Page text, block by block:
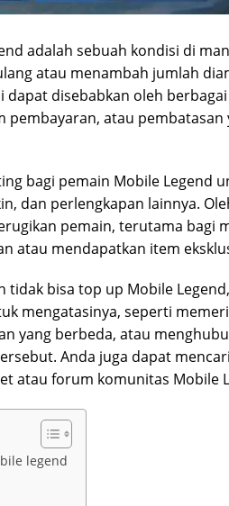
adalah sebuah kondisi di
atau menambah jumlah
dapat disebabkan oleh
pembayaran, atau
bagi pemain Mobile Legend
dan perlengkapan lainnya.
pemain, terutama bagi
atau mendapatkan item
tidak bisa top up Mobile
mengatasinya, seperti
yang berbeda, atau
Anda juga dapat
atau forum komunitas Mobile
legend